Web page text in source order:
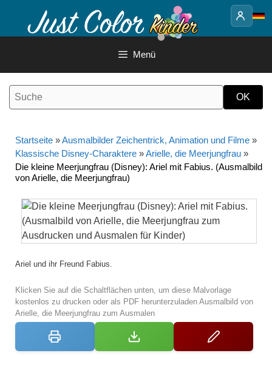
Inhalt
Menü
Startseite »Ausmalbilder Zeichentrick, Animation und Filme »
Klassische Disney-Charaktere »Arielle, die Meerjungfrau »
Die kleine Meerjungfrau (Disney): Ariel mit Fabius. (Ausmalbild
von Arielle, die Meerjungfrau)
Ariel und ihr Freund Fabius.
Klicken Sie auf die Schaltflächen unten, um diese Malvorlage
kostenlos zu drucken oder als PDF herunterzuladen Ausmalbild von
Arielle, die Meerjungfrau zum Ausmalen